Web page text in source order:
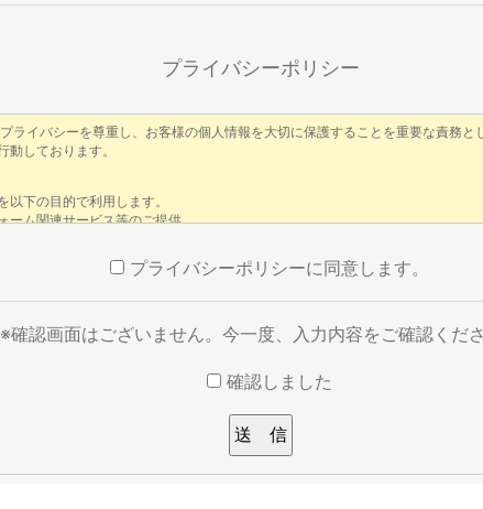
プライバシーポリシー
プライバシーポリシーに同意します。
※確認画面はございません。今一度、入力内容をご確認くださ
確認しました